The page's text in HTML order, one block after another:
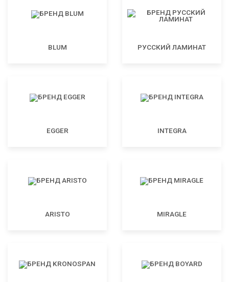
BLUM РУССКИЙ ЛАМИНАТ
EGGER INTEGRA
ARISTO MIRAGLE